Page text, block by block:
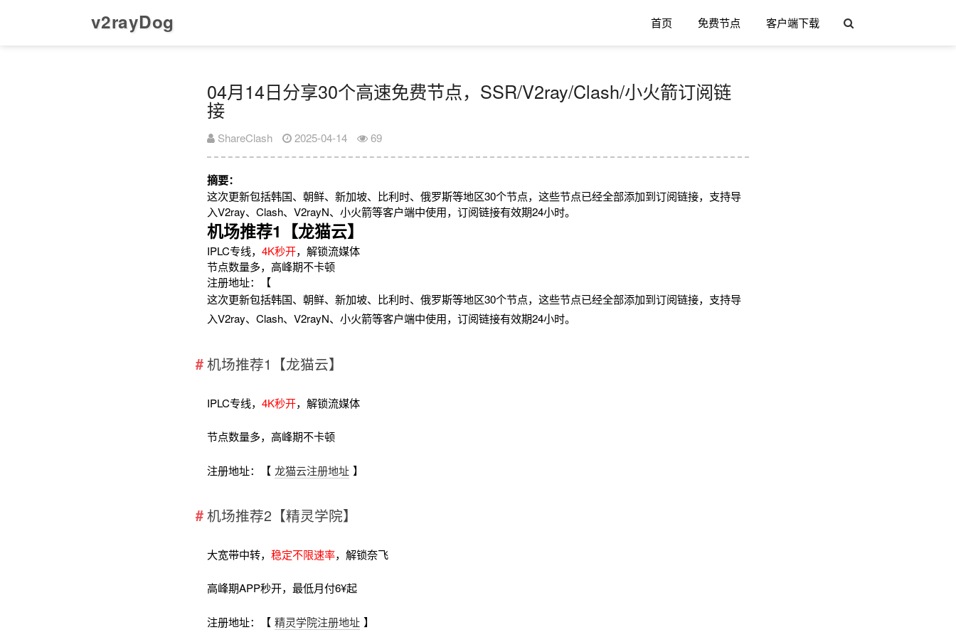
v2rayDog 首页 免费节点 客户端下载
04月14日分享30个高速免费节点，SSR/V2ray/Clash/小火箭订阅链
接
ShareClash 2025-04-14 69
摘要：
这次更新包括韩国、朝鲜、新加坡、比利时、俄罗斯等地区30个节点，这些节点已经全部添加到订阅链接，支持导
入V2ray、Clash、V2rayN、小火箭等客户端中使用，订阅链接有效期24小时。
机场推荐1【龙猫云】
IPLC专线，4K秒开，解锁流媒体
节点数量多，高峰期不卡顿
注册地址：【
这次更新包括韩国、朝鲜、新加坡、比利时、俄罗斯等地区30个节点，这些节点已经全部添加到订阅链接，支持导
入V2ray、Clash、V2rayN、小火箭等客户端中使用，订阅链接有效期24小时。
机场推荐1【龙猫云】
IPLC专线，4K秒开，解锁流媒体
节点数量多，高峰期不卡顿
注册地址：【 龙猫云注册地址 】
机场推荐2【精灵学院】
大宽带中转，稳定不限速率，解锁奈飞
高峰期APP秒开，最低月付6¥起
注册地址：【 精灵学院注册地址 】